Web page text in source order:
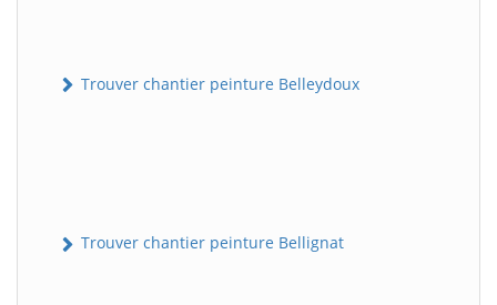
Trouver chantier peinture Belleydoux
Trouver chantier peinture Bellignat